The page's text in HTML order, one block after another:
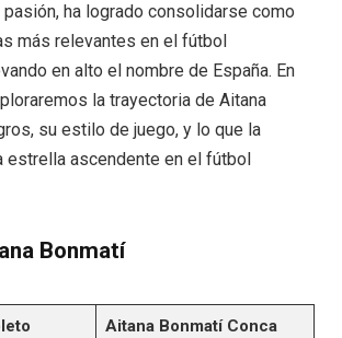
ha logrado consolidarse como
más relevantes en el fútbol
en alto el nombre de España. En
la trayectoria de Aitana
su estilo de juego, y lo que la
estrella ascendente en el fútbol
Bonmatí
Aitana Bonmatí Conca